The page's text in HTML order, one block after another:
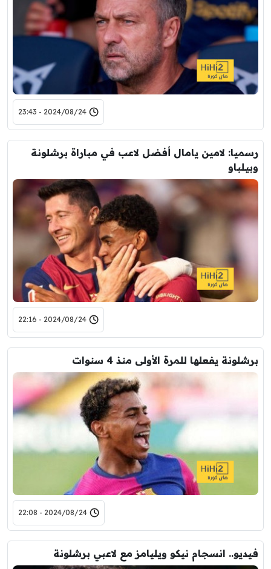
2024/08/24 - 23:43
رسميا: لامين يامال أفضل لاعب في مباراة برشلونة
وبيلباو
2024/08/24 - 22:16
برشلونة يفعلها للمرة الأولى منذ 4 سنوات
2024/08/24 - 22:08
فيديو.. انسجام نيكو ويليامز مع لاعبي برشلونة